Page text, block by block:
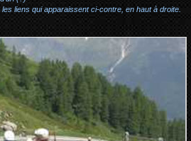
liens qui apparaissent ci-contre, en haut à droite.